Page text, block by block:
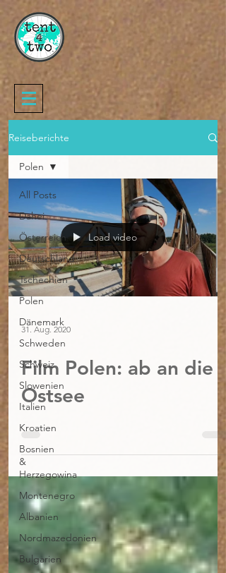
Reiseberichte
All Posts
Dahei
Österreich
Deutschland
Tschechien
Polen
Dänemark
Schweden
Schweiz
Slowenien
Italien
Kroatien
Bosnien
&
Herzegowina
Montenegro
Albanien
Nordmazedonien
Bulgarien
Polen
Load video
31. Aug. 2020
Film Polen: ab an die
Ostsee